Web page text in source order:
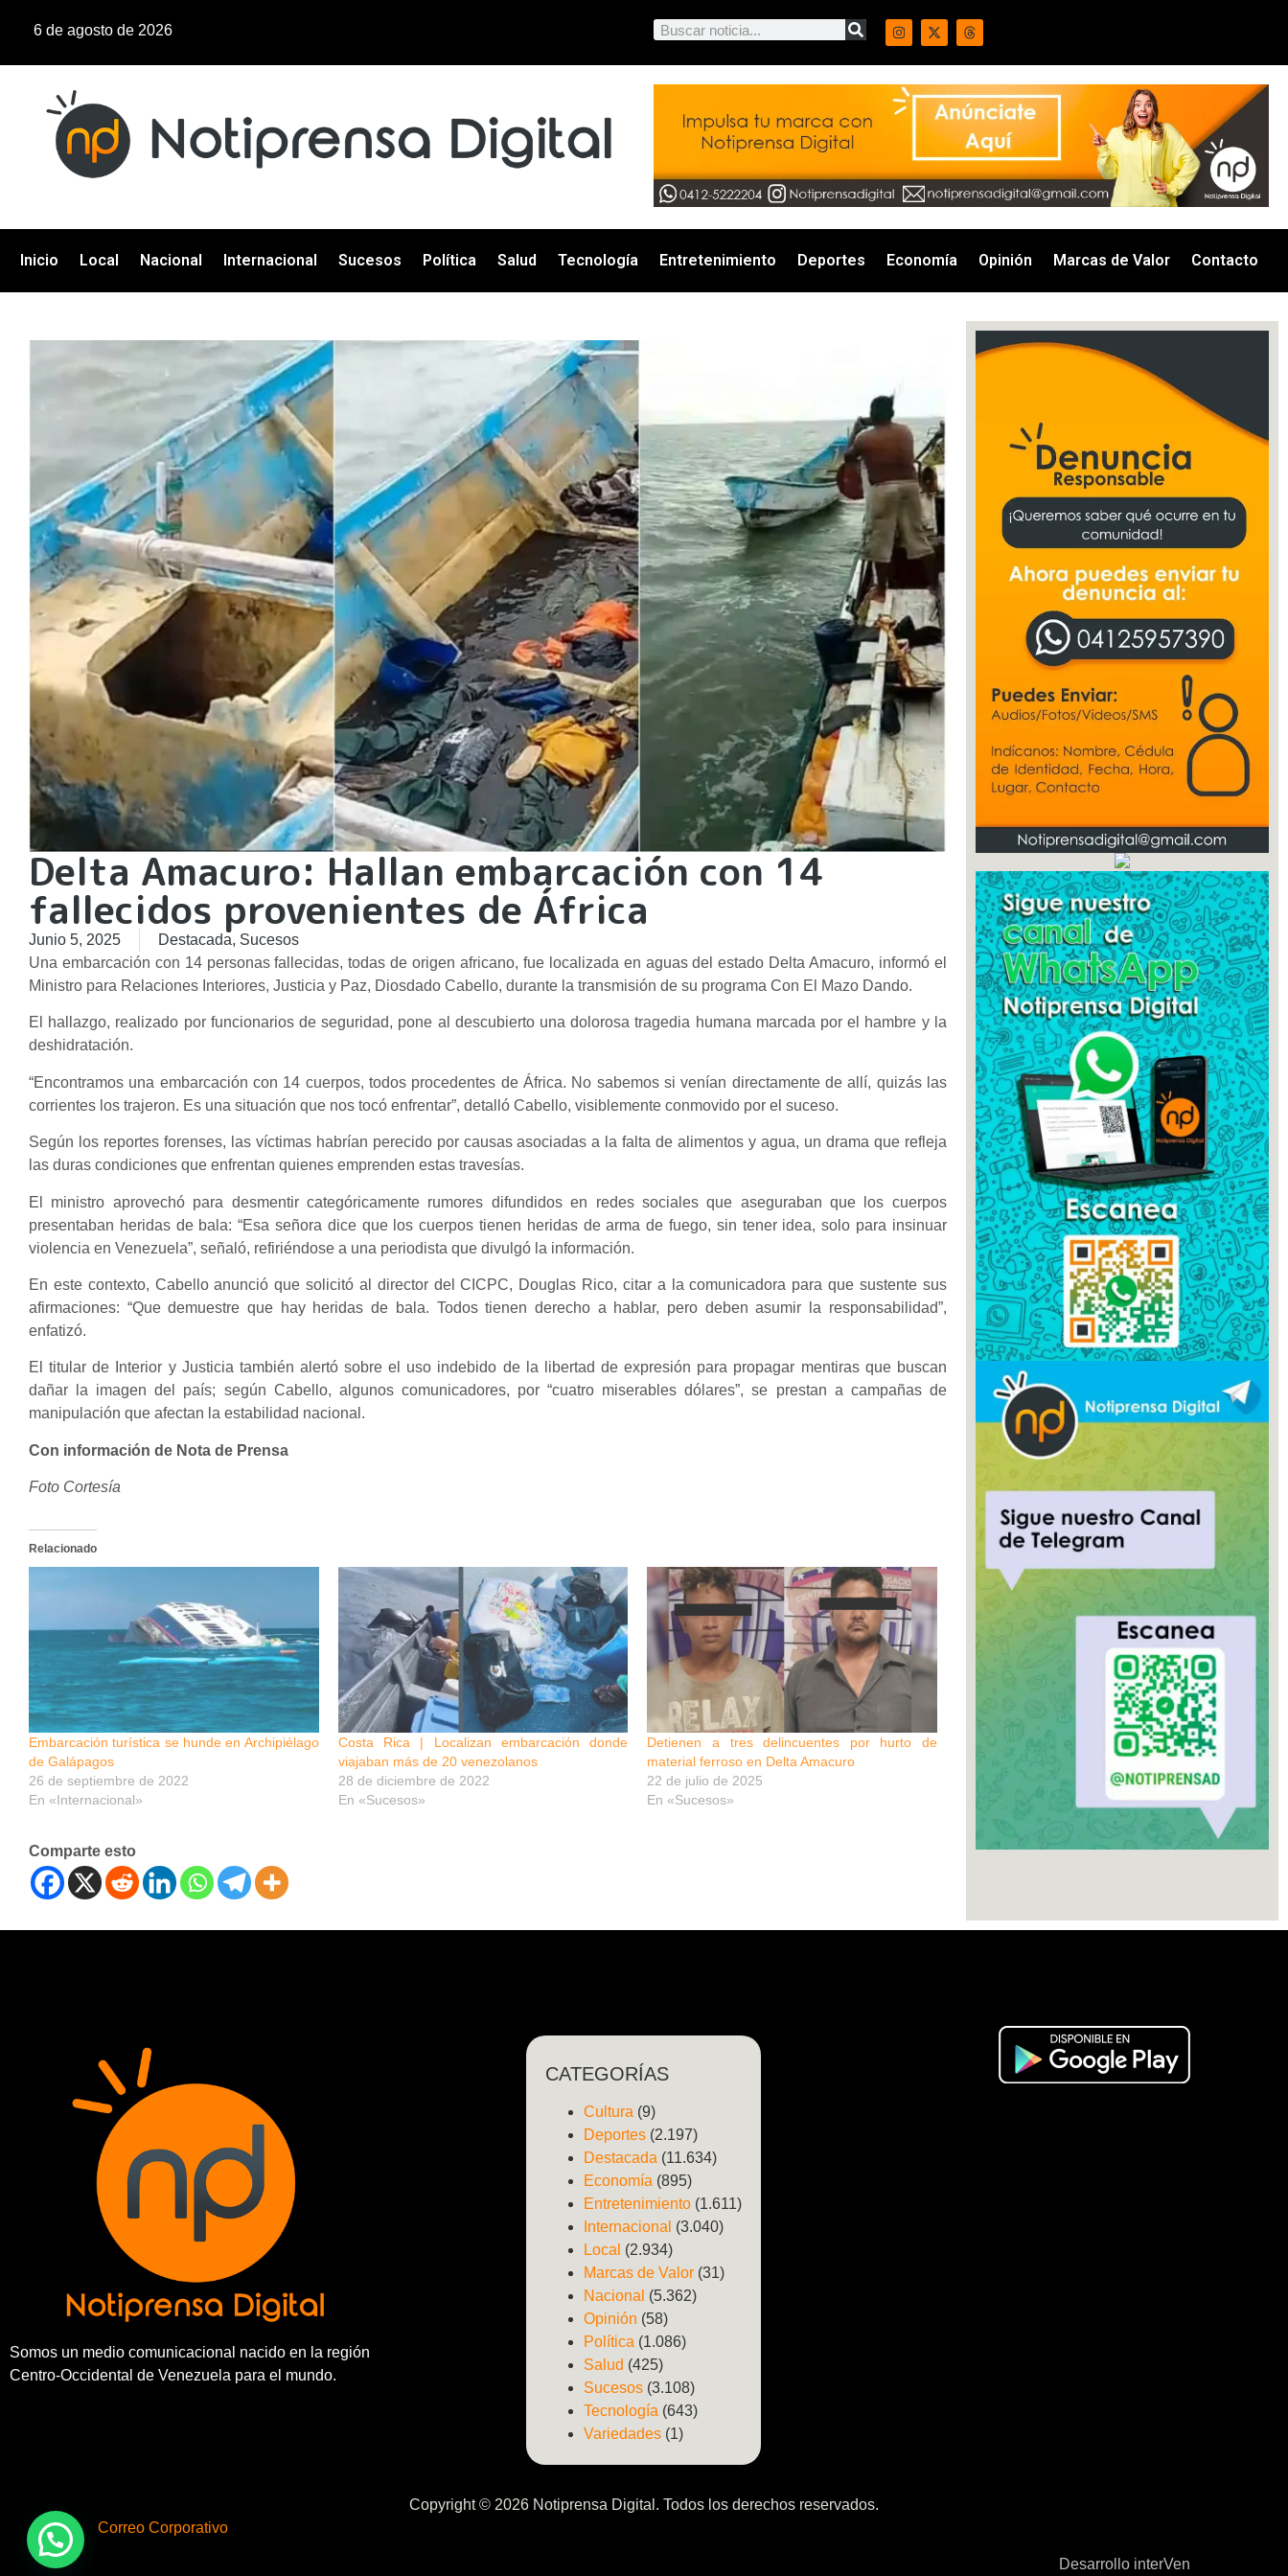
6 de agosto de 2026
Inicio Local Nacional Internacional Sucesos Política Salud Tecnología Entretenimiento Deportes Economía Opinión Marcas de Valor Contacto
Delta Amacuro: Hallan embarcación con 14
fallecidos provenientes de África
Junio 5, 2025 Destacada, Sucesos
Una embarcación con 14 personas fallecidas, todas de origen africano, fue localizada en aguas del estado Delta Amacuro, informó el
Ministro para Relaciones Interiores, Justicia y Paz, Diosdado Cabello, durante la transmisión de su programa Con El Mazo Dando.
El hallazgo, realizado por funcionarios de seguridad, pone al descubierto una dolorosa tragedia humana marcada por el hambre y la
deshidratación.
“Encontramos una embarcación con 14 cuerpos, todos procedentes de África. No sabemos si venían directamente de allí, quizás las
corrientes los trajeron. Es una situación que nos tocó enfrentar”, detalló Cabello, visiblemente conmovido por el suceso.
Según los reportes forenses, las víctimas habrían perecido por causas asociadas a la falta de alimentos y agua, un drama que refleja
las duras condiciones que enfrentan quienes emprenden estas travesías.
El ministro aprovechó para desmentir categóricamente rumores difundidos en redes sociales que aseguraban que los cuerpos
presentaban heridas de bala: “Esa señora dice que los cuerpos tienen heridas de arma de fuego, sin tener idea, solo para insinuar
violencia en Venezuela”, señaló, refiriéndose a una periodista que divulgó la información.
En este contexto, Cabello anunció que solicitó al director del CICPC, Douglas Rico, citar a la comunicadora para que sustente sus
afirmaciones: “Que demuestre que hay heridas de bala. Todos tienen derecho a hablar, pero deben asumir la responsabilidad”,
enfatizó.
El titular de Interior y Justicia también alertó sobre el uso indebido de la libertad de expresión para propagar mentiras que buscan
dañar la imagen del país; según Cabello, algunos comunicadores, por “cuatro miserables dólares”, se prestan a campañas de
manipulación que afectan la estabilidad nacional.
Con información de Nota de Prensa
Foto Cortesía
Relacionado
Embarcación turística se hunde en Archipiélago
de Galápagos
26 de septiembre de 2022
En «Internacional»
Costa Rica | Localizan embarcación donde
viajaban más de 20 venezolanos
28 de diciembre de 2022
En «Sucesos»
Detienen a tres delincuentes por hurto de
material ferroso en Delta Amacuro
22 de julio de 2025
En «Sucesos»
Comparte esto
Somos un medio comunicacional nacido en la región
Centro-Occidental de Venezuela para el mundo.
CATEGORÍAS
Cultura (9)
Deportes (2.197)
Destacada (11.634)
Economía (895)
Entretenimiento (1.611)
Internacional (3.040)
Local (2.934)
Marcas de Valor (31)
Nacional (5.362)
Opinión (58)
Política (1.086)
Salud (425)
Sucesos (3.108)
Tecnología (643)
Variedades (1)
Copyright © 2026 Notiprensa Digital. Todos los derechos reservados.
Correo Corporativo
Desarrollo interVen